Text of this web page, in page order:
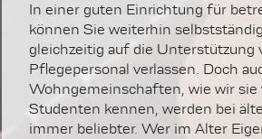
In einer guten Einrichtung für
können Sie weiterhin
gleichzeitig auf die Unterstützung
Pflegepersonal verlassen. Doch
Wohngemeinschaften, wie wir sie
Studenten kennen, werden bei
immer beliebter. Wer im Alter